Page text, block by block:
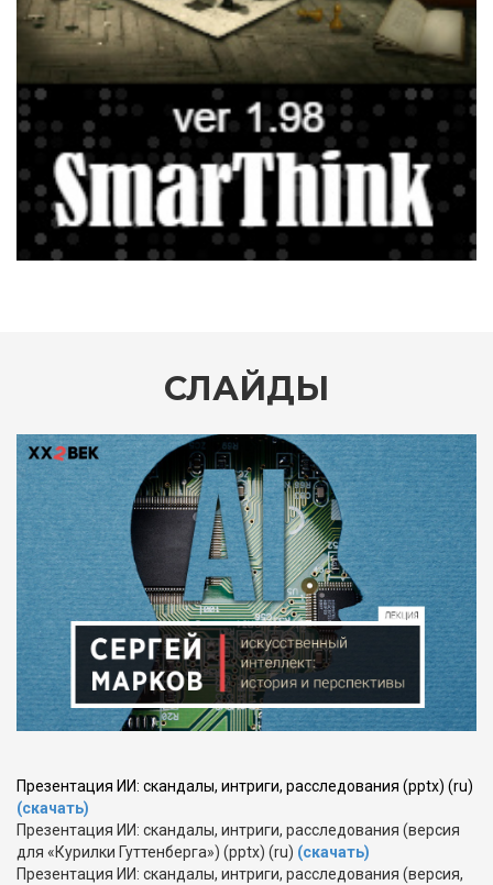
СЛАЙДЫ
Презентация ИИ: скандалы, интриги, расследования (pptx) (ru)
(скачать)
Презентация ИИ: скандалы, интриги, расследования (версия
для «Курилки Гуттенберга») (pptx) (ru) (скачать)
Презентация ИИ: скандалы, интриги, расследования (версия,